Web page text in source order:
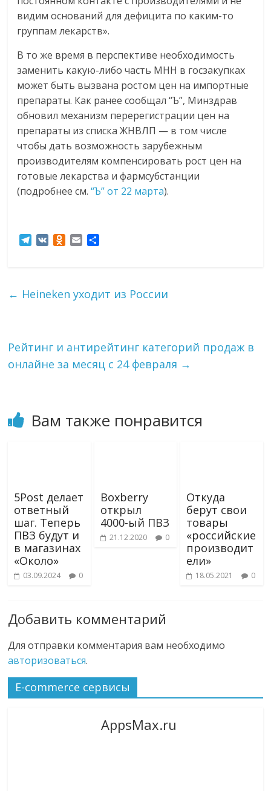
видим оснований для дефицита по каким-то
группам лекарств».
В то же время в перспективе необходимость
заменить какую-либо часть МНН в госзакупках
может быть вызвана ростом цен на импортные
препараты. Как ранее сообщал “Ъ”, Минздрав
обновил механизм перерегистрации цен на
препараты из списка ЖНВЛП — в том числе
чтобы дать возможность зарубежным
производителям компенсировать рост цен на
готовые лекарства и фармсубстанции
(подробнее см.“Ъ” от 22 марта).
T
g
r
V
O
l
n
i
k
E
в
← Heineken уходит из России
Рейтинг и антирейтинг категорий продаж в
онлайне за месяц с 24 февраля →
Вам также понравится
5Post делает
ответный
шаг. Теперь
ПВЗ будут и
в магазинах
«Около»
03.09.2024 0
Boxberry
открыл
4000-ый ПВЗ
21.12.2020 0
Откуда
берут свои
товары
«российские
производит
ели»
18.05.2021 0
Добавить комментарий
Для отправки комментария вам необходимо
авторизоваться.
E-commerce сервисы
AppsMax.ru